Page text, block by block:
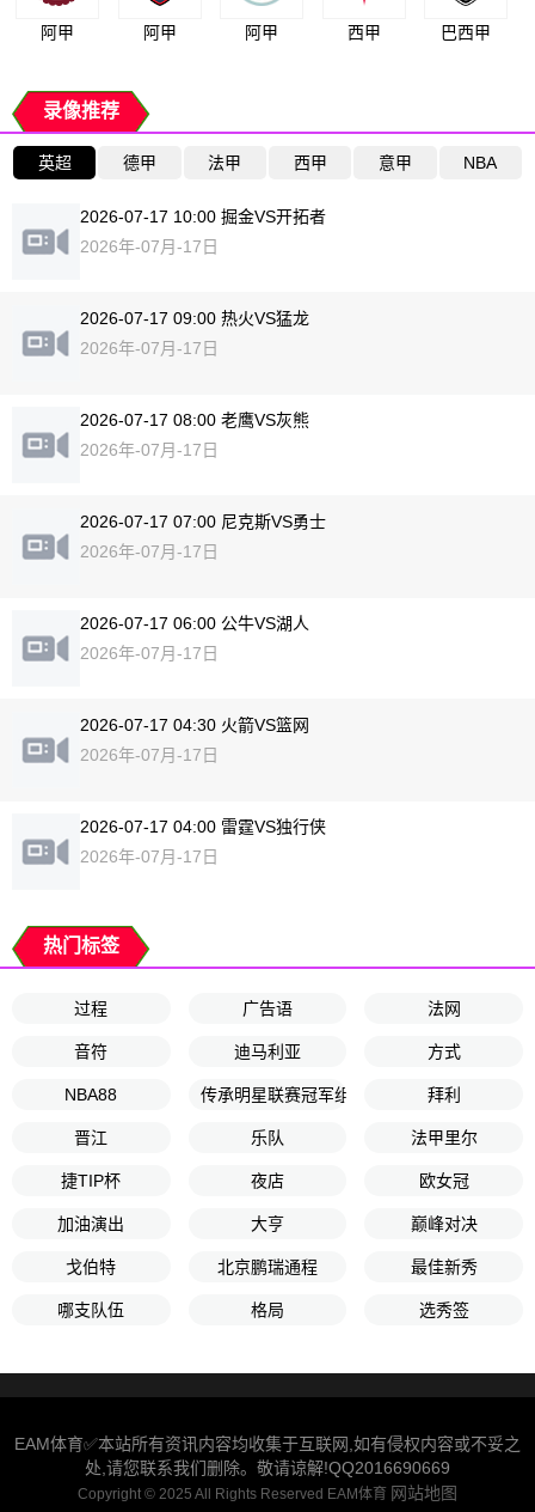
阿甲 阿甲 阿甲 西甲 巴西甲
录像推荐
英超 德甲 法甲 西甲 意甲 NBA
2026-07-17 10:00 掘金VS开拓者
2026年-07月-17日
2026-07-17 09:00 热火VS猛龙
2026年-07月-17日
2026-07-17 08:00 老鹰VS灰熊
2026年-07月-17日
2026-07-17 07:00 尼克斯VS勇士
2026年-07月-17日
2026-07-17 06:00 公牛VS湖人
2026年-07月-17日
2026-07-17 04:30 火箭VS篮网
2026年-07月-17日
2026-07-17 04:00 雷霆VS独行侠
2026年-07月-17日
热门标签
过程 广告语 法网
音符 迪马利亚 方式
NBA88 传承明星联赛冠军组第5轮 拜利
晋江 乐队 法甲里尔
捷TIP杯 夜店 欧女冠
加油演出 大亨 巅峰对决
戈伯特 北京鹏瑞通程 最佳新秀
哪支队伍 格局 选秀签
EAM体育✅本站所有资讯内容均收集于互联网,如有侵权内容或不妥之
处,请您联系我们删除。敬请谅解!QQ2016690669
Copyright © 2025 All Rights Reserved EAM体育 网站地图